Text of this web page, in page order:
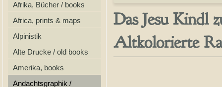
Afrika, Bücher / books
Africa, prints & maps
Alpinistik
Alte Drucke / old books
Amerika, books
Andachtsgraphik /
Das Jesu Kindl
Altkolorierte